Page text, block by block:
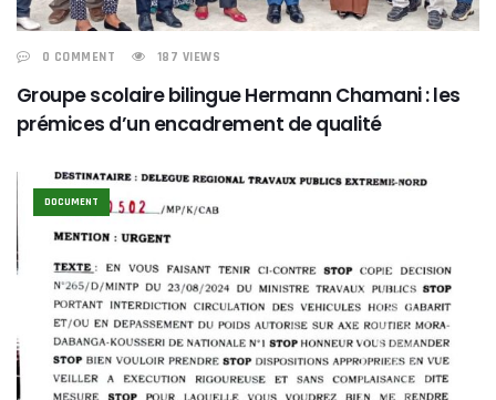
0 COMMENT 187 VIEWS
Groupe scolaire bilingue Hermann Chamani : les
prémices d’un encadrement de qualité
DOCUMENT